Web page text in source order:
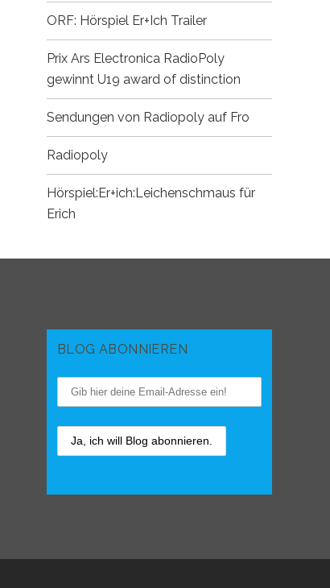
ORF: Hörspiel Er+Ich Trailer
Prix Ars Electronica RadioPoly
gewinnt U19 award of distinction
Sendungen von Radiopoly auf Fro
Radiopoly
Hörspiel:Er+ich:Leichenschmaus für
Erich
BLOG ABONNIEREN